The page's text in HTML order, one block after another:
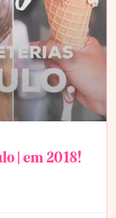
| em 2018!